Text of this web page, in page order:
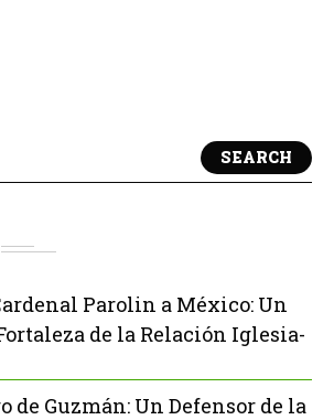
SEARCH
Parolin a México: Un
de la Relación Iglesia-
de Guzmán: Un Defensor de la